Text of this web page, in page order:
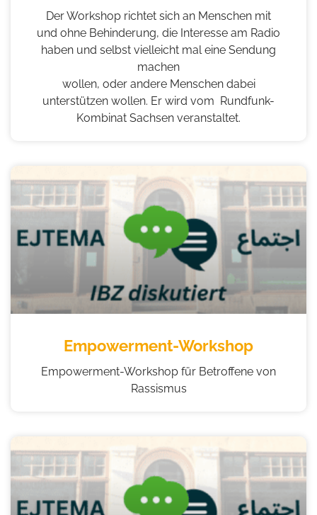
Der Workshop richtet sich an Menschen mit
und ohne Behinderung, die Interesse am Radio
haben und selbst vielleicht mal eine Sendung
machen
wollen, oder andere Menschen dabei
unterstützen wollen. Er wird vom Rundfunk-
Kombinat Sachsen veranstaltet.
Empowerment-Workshop
Empowerment-Workshop für Betroffene von
Rassismus